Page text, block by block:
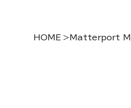
HOME > Matterport